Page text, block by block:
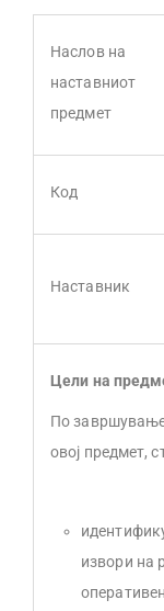
Наслов на
наставниот
предмет
Код
Наставник
Цели на
По
овој предмет,
извори на